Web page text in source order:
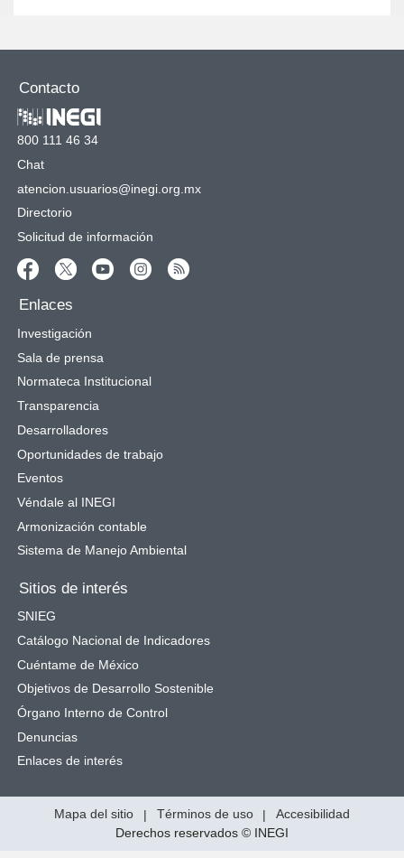
Contacto
800 111 46 34
Chat
atencion.usuarios@inegi.org.mx
Directorio
Solicitud de información
Enlaces
Investigación
Sala de prensa
Normateca Institucional
Transparencia
Desarrolladores
Oportunidades de trabajo
Eventos
Véndale al INEGI
Armonización contable
Sistema de Manejo Ambiental
Sitios de interés
SNIEG
Catálogo Nacional de Indicadores
Cuéntame de México
Objetivos de Desarrollo Sostenible
Órgano Interno de Control
Denuncias
Enlaces de interés
Mapa del sitio | Términos de uso |
Accesibilidad
Derechos reservados © INEGI